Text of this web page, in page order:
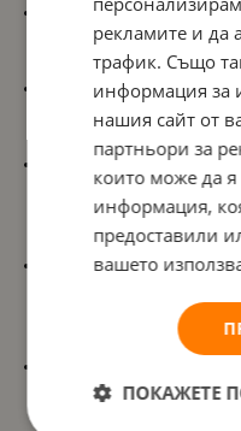
Тематичен
на мечтите, който
вдъхновява детето за
2482 частии включени
осигуряват дълго,
Елементи от
свързват здраво
затруднения, за да
надгражда;
Строенето развива
, като детето
лесно комбиниране с
рекламите и да
трафик. Също
информация за
нашия сайт от
партньори за
които може да
информация,
предоставили
вашето
ПОКАЖЕТЕ